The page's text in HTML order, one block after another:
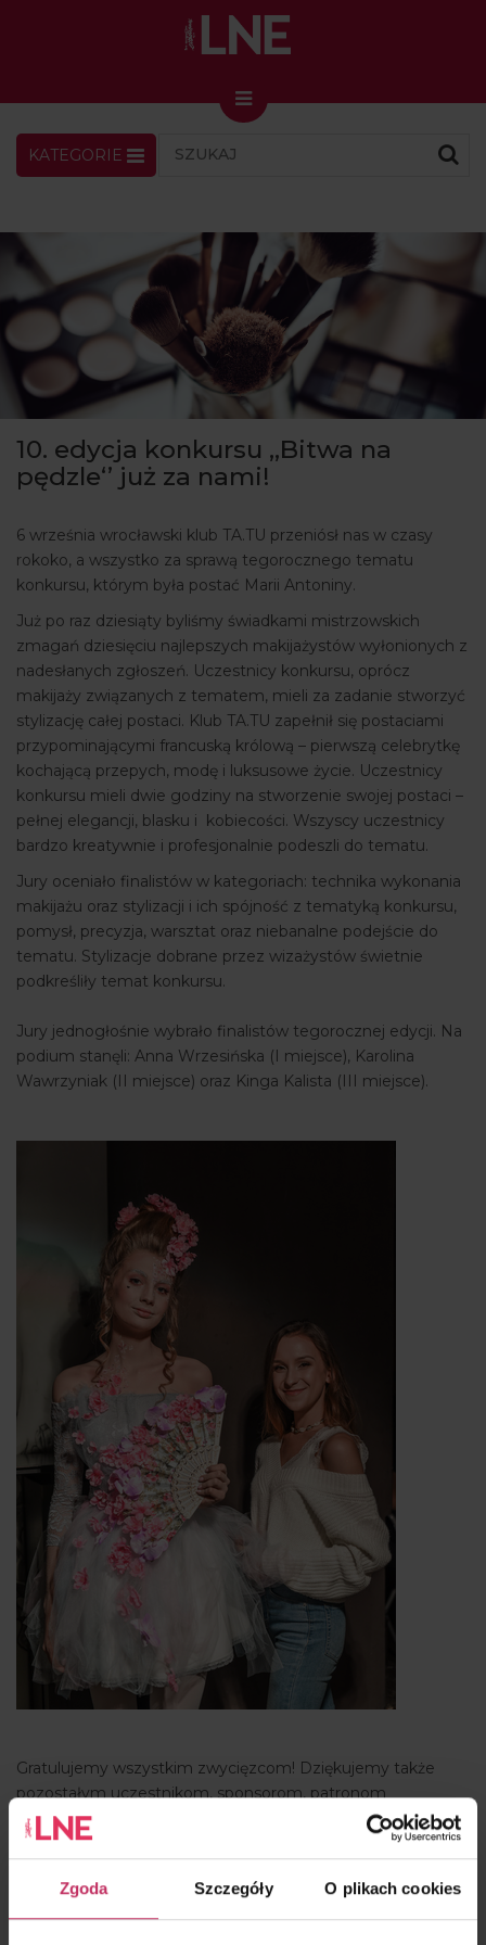
Zgoda Szczegóły O plikach cookies
LNENEWS
KONGRES I TARGI
Skin Master w Warszawie
49. edycja w Krakowie
VIDEO
PODCAST
MAGAZYN
O NAS
PRENUMERATA
ARTYKUŁY
WYDARZENIA
KATEGORIE
10. edycja konkursu ,,Bitwa na
pędzle‘’ już za nami!
6 września wrocławski klub TA.TU przeniósł nas w czasy
rokoko, a wszystko za sprawą tegorocznego tematu
konkursu, którym była postać Marii Antoniny.
Już po raz dziesiąty byliśmy świadkami mistrzowskich
zmagań dziesięciu najlepszych makijażystów wyłonionych z
nadesłanych zgłoszeń. Uczestnicy konkursu, oprócz
makijaży związanych z tematem, mieli za zadanie stworzyć
stylizację całej postaci. Klub TA.TU zapełnił się postaciami
przypominającymi francuską królową – pierwszą celebrytkę
kochającą przepych, modę i luksusowe życie. Uczestnicy
konkursu mieli dwie godziny na stworzenie swojej postaci –
pełnej elegancji, blasku i kobiecości. Wszyscy uczestnicy
bardzo kreatywnie i profesjonalnie podeszli do tematu.
Jury oceniało finalistów w kategoriach: technika wykonania
makijażu oraz stylizacji i ich spójność z tematyką konkursu,
pomysł, precyzja, warsztat oraz niebanalne podejście do
tematu. Stylizacje dobrane przez wizażystów świetnie
podkreśliły temat konkursu.
Jury jednogłośnie wybrało finalistów tegorocznej edycji. Na
podium stanęli: Anna Wrzesińska (I miejsce), Karolina
Wawrzyniak (II miejsce) oraz Kinga Kalista (III miejsce).
Gratulujemy wszystkim zwycięzcom! Dziękujemy także
pozostałym uczestnikom, sponsorom, patronom
medialnym oraz gościom, którzy spędzili ten wieczór
razem z nami.